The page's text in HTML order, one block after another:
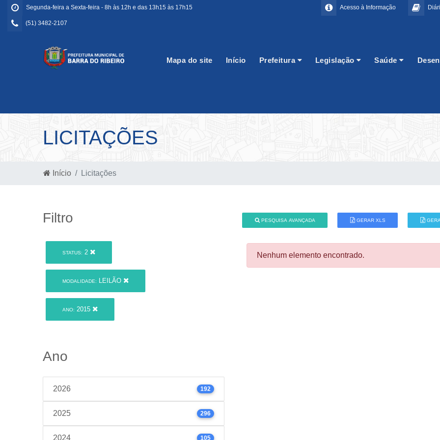
Segunda-feira a Sexta-feira - 8h às 12h e das 13h15 às 17h15
(51) 3482-2107
Acesso à Informação
Mapa do site Início Prefeitura Legislação Saúde
LICITAÇÕES
Início Licitações
Filtro
STATUS: 2
MODALIDADE: LEILÃO
ANO: 2015
Ano
2026 192
2025 296
2024 105
PESQUISA AVANÇADA GERAR XLS
Nenhum elemento encontrado.